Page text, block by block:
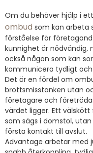
Om du behöver hjälp i
ombud som kan arbeta
förståelse för
kunnighet är nödvändig,
också någon som kan
kommunicera tydligt
Det är en fördel om
brottsmisstanken utan
företagare och
värdet ligger. Ett
som sägs i domstol,
första kontakt till avslut.
Advantage arbetar med